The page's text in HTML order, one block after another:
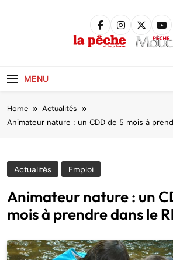
MENU
Home Actualités
Animateur nature : un CDD de 5 mois à
Actualités Emploi
Animateur nature : un
mois à prendre dans le